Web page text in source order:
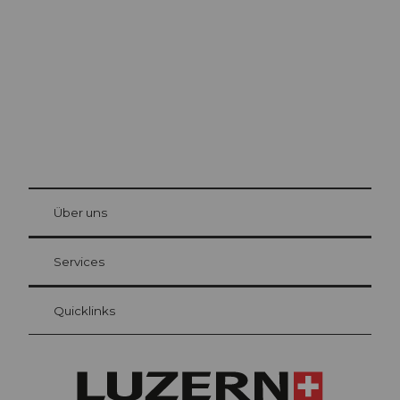
Gästekarte Luzern
Ihre Vorteile als Übernachtungsgast
at Bre
Über uns
Services
Quicklinks